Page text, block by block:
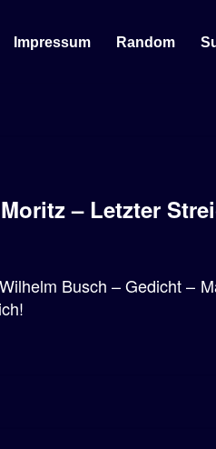
Impressum Random
– Letzter
Busch – Gedicht –